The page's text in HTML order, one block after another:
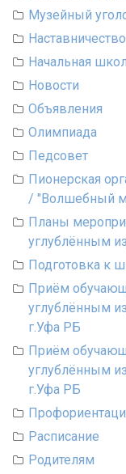
Музейный
Наставничество
Начальная
Новости
Объявления
Олимпиада
Педсовет
Пионерская
/ "Волшебный
Планы
углублённым
Подготовка к
Приём
углублённым
г.Уфа РБ
Приём
углублённым
г.Уфа РБ
Расписание
Родителям